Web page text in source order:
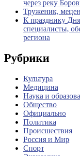
через реку
Труженик,
К празднику
специалисты,
региона
Рубрики
Культура
Медицина
Наука и
Общество
Официально
Политика
Происшествия
Россия и Мир
Спорт